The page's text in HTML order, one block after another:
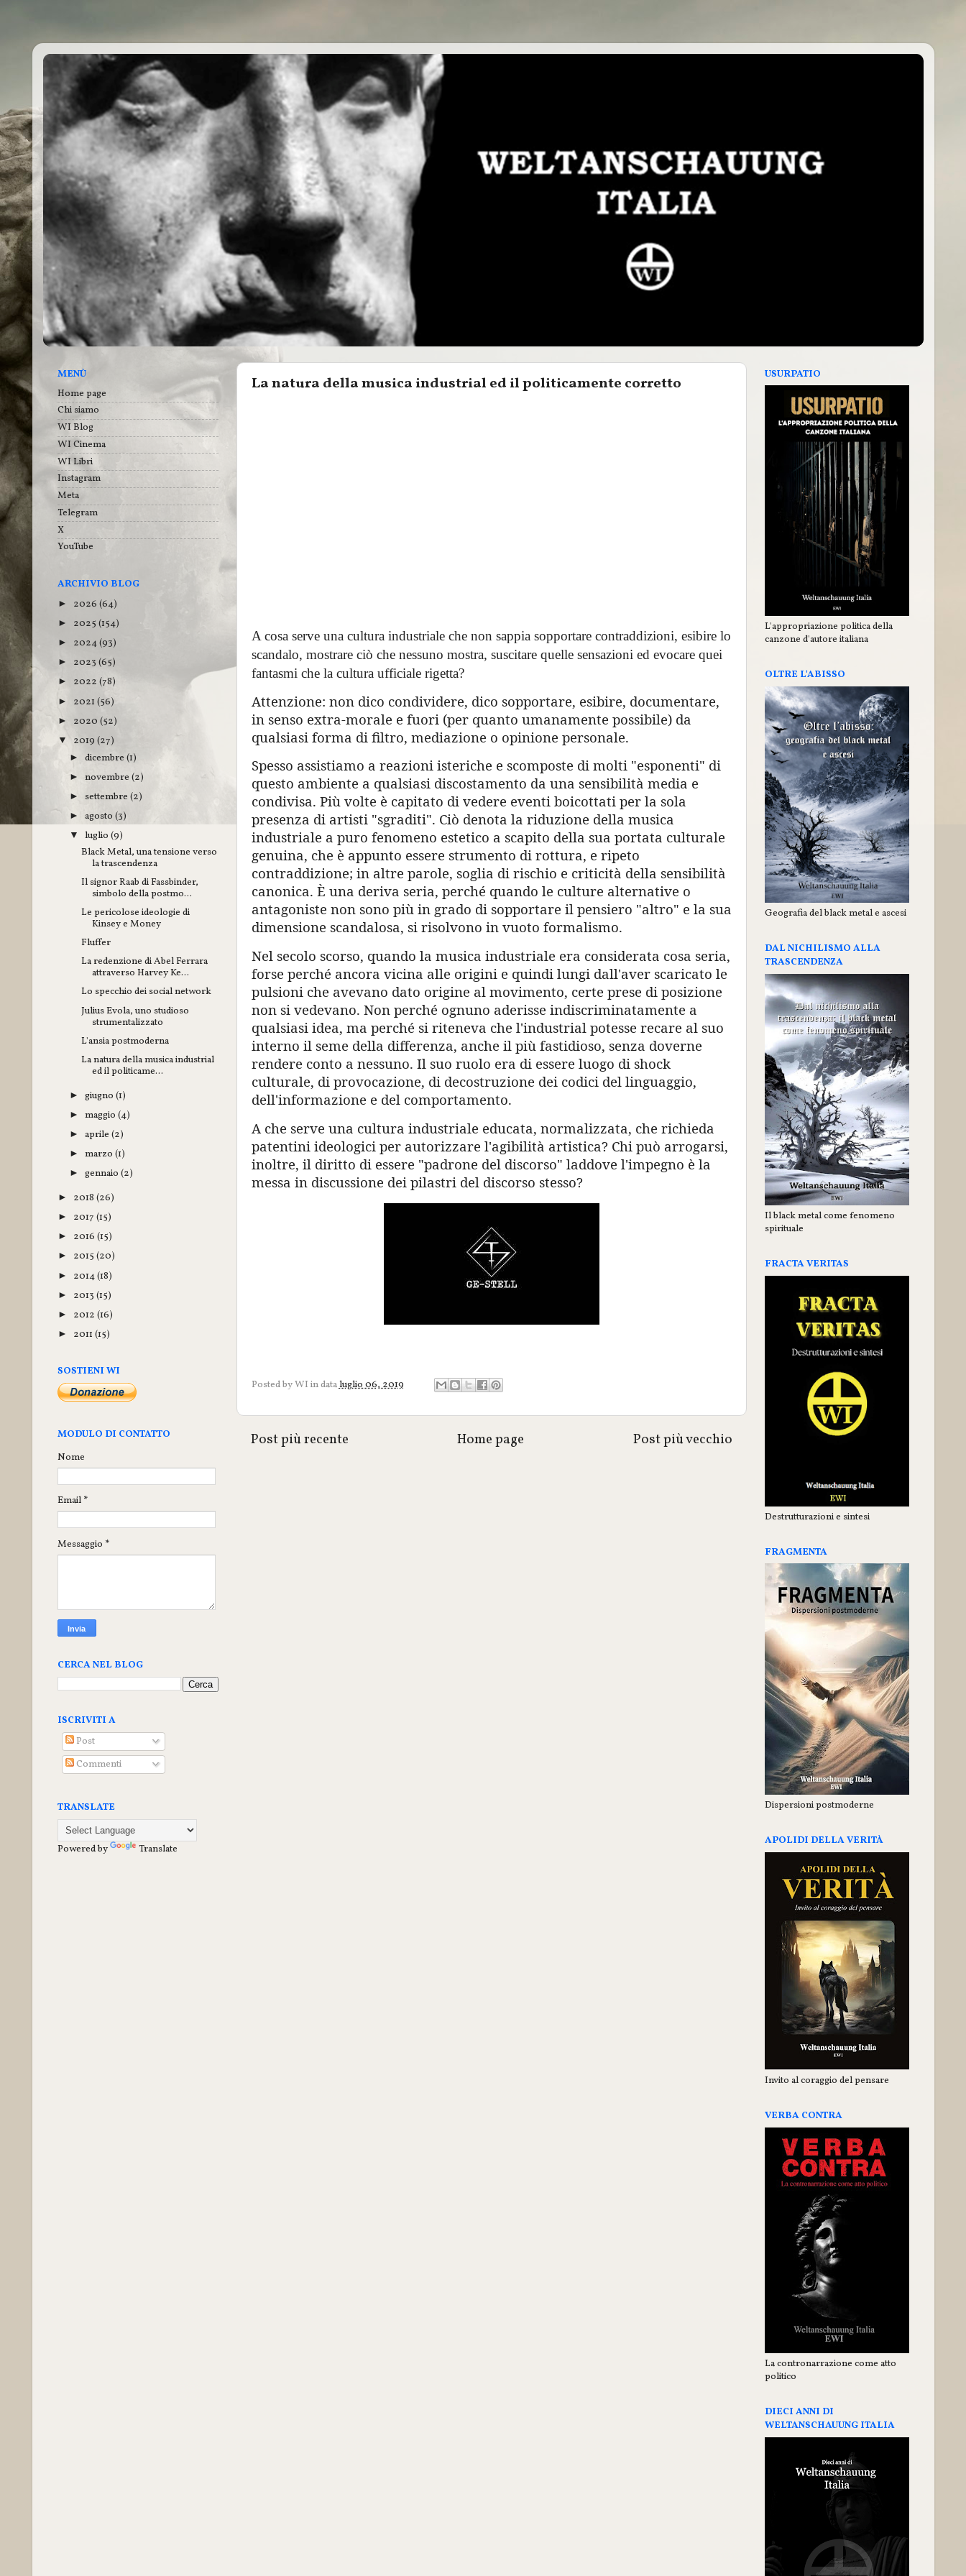
La natura della musica industrial ed il politicamente corretto
A cosa serve una cultura industriale che non sappia sopportare contraddizioni, esibire lo
scandalo, mostrare ciò che nessuno mostra, suscitare quelle sensazioni ed evocare quei
fantasmi che la cultura ufficiale rigetta?
Attenzione: non dico condividere, dico sopportare, esibire, documentare,
in senso extra-morale e fuori (per quanto umanamente possibile) da
qualsiasi forma di filtro, mediazione o opinione personale.
Spesso assistiamo a reazioni isteriche e scomposte di molti "esponenti" di
questo ambiente a qualsiasi discostamento da una sensibilità media e
condivisa. Più volte è capitato di vedere eventi boicottati per la sola
presenza di artisti "sgraditi". Ciò denota la riduzione della musica
industriale a puro fenomeno estetico a scapito della sua portata culturale
genuina, che è appunto essere strumento di rottura, e ripeto
contraddizione; in altre parole, soglia di rischio e criticità della sensibilità
canonica. È una deriva seria, perché quando le culture alternative o
antagoniste non sono più in grado di sopportare il pensiero "altro" e la sua
dimensione scandalosa, si risolvono in vuoto formalismo.
Nel secolo scorso, quando la musica industriale era considerata cosa seria,
forse perché ancora vicina alle origini e quindi lungi dall'aver scaricato le
pulsioni che avevano dato origine al movimento, certe prese di posizione
non si vedevano. Non perché ognuno aderisse indiscriminatamente a
qualsiasi idea, ma perché si riteneva che l'industrial potesse recare al suo
interno il seme della differenza, anche il più fastidioso, senza doverne
rendere conto a nessuno. Il suo ruolo era di essere luogo di shock
culturale, di provocazione, di decostruzione dei codici del linguaggio,
dell'informazione e del comportamento.
A che serve una cultura industriale educata, normalizzata, che richieda
patentini ideologici per autorizzare l'agibilità artistica? Chi può arrogarsi,
inoltre, il diritto di essere "padrone del discorso" laddove l'impegno è la
messa in discussione dei pilastri del discorso stesso?
Posted byWI in dataluglio 06, 2019
Post più recente Post più vecchio
Home page
MENÙ
Home page
Chi siamo
WI Blog
WI Cinema
WI Libri
Instagram
Meta
Telegram
X
YouTube
ARCHIVIO BLOG
► 2026 (64)
► 2025 (154)
► 2024(93)
► 2023 (65)
► 2022 (78)
► 2021 (56)
► 2020 (52)
▼ 2019 (27)
► dicembre (1)
► novembre (2)
► settembre (2)
► agosto (3)
▼ luglio (9)
Black Metal, una tensione verso
la trascendenza
Il signor Raab di Fassbinder,
simbolo della postmo...
Le pericolose ideologie di
Kinsey e Money
Fluffer
La redenzione di Abel Ferrara
attraverso Harvey Ke...
Lo specchio dei social network
Julius Evola, uno studioso
strumentalizzato
L'ansia postmoderna
La natura della musica industrial
ed il politicame...
► giugno (1)
► maggio (4)
► aprile (2)
► marzo (1)
► gennaio (2)
► 2018 (26)
► 2017 (15)
► 2016 (15)
► 2015 (20)
► 2014(18)
► 2013 (15)
► 2012 (16)
► 2011 (15)
SOSTIENI WI
MODULO DI CONTATTO
Nome
Email *
Messaggio *
CERCA NEL BLOG
ISCRIVITI A
Post
Commenti
TRANSLATE
Powered by Translate
USURPATIO
L'appropriazione politica della
canzone d'autore italiana
OLTRE L'ABISSO
Geografia del black metal e ascesi
DAL NICHILISMO ALLA
TRASCENDENZA
Il black metal come fenomeno
spirituale
FRACTA VERITAS
Destrutturazioni e sintesi
FRAGMENTA
Dispersioni postmoderne
APOLIDI DELLA VERITÀ
Invito al coraggio del pensare
VERBA CONTRA
La contronarrazione come atto
politico
DIECI ANNI DI
WELTANSCHAUUNG ITALIA